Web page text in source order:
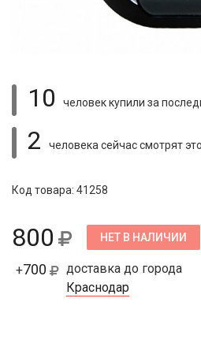
10 человек купили за
2 человека сейчас смотрят
Код товара: 41258
800 НЕТ В НАЛИЧИИ
+700
доставка до города
Краснодар